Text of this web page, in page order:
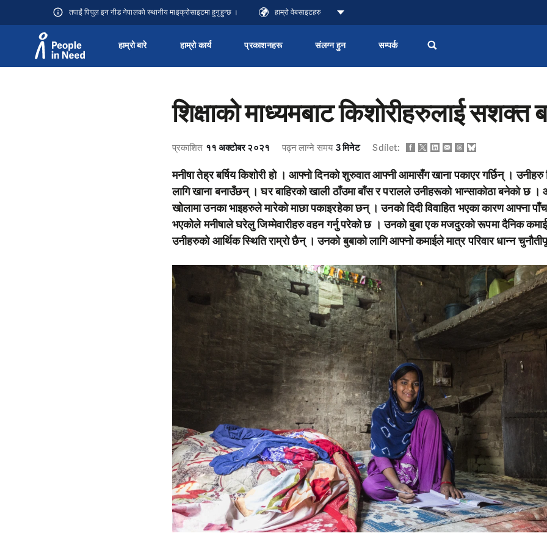
तपाईं पिपुल इन नीड नेपालको स्थानीय माइक्रोसाइटमा हुनुहुन्छ । हाम्रो वेबसाइटहरु
हाम्रो बारे हाम्रो कार्य प्रकाशनहरू संलग्न हुन सम्पर्क
शिक्षाको माध्यमबाट किशोरीहरुलाई सशक्त
प्रकाशित ११ अक्टोबर २०२१ पढ्न लाग्ने समय 3 मिनेट Sdílet:
मनीषा तेह्र बर्षिय किशोरी हो । आफ्नो दिनको शुरुवात आफ्नी आमासँग खाना पकाएर गर्छिन् । उनीहरु
लागि खाना बनाउँछन् । घर बाहिरको खाली ठाँउमा बाँस र परालले उनीहरूको भान्साकोठा बनेको
खोलामा उनका भाइहरुले मारेको माछा पकाइरहेका छन् । उनको दिदी विवाहित भएका कारण आफ्ना पाँच
भएकोले मनीषाले घरेलु जिम्मेवारीहरु वहन गर्नु परेको छ । उनको बुबा एक मजदुरको रूपमा दैनिक
उनीहरुको आर्थिक स्थिति राम्रो छैन् । उनको बुबाको लागि आफ्नो कमाईले मात्र परिवार धान्न